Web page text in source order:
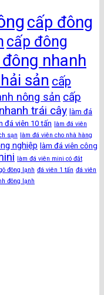
cấp đông
cấp đông
nhanh
sản cấp
nông sản cấp
trái cây làm đá
đá viên 10 tấn
làm đá viên
sạn làm đá viên cho nhà hàng
nghiệp làm đá viên công
làm đá viên mini có đắt
đông lạnh đá viên 1 tấn đá viên
đông lạnh